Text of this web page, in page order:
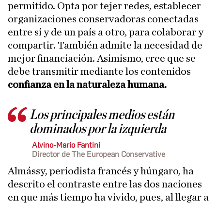
permitido. Opta por tejer redes, establecer
organizaciones conservadoras conectadas
entre sí y de un país a otro, para colaborar y
compartir. También admite la necesidad de
mejor financiación. Asimismo, cree que se
debe transmitir mediante los contenidos
confianza en la naturaleza humana.
Los principales medios están
dominados por la izquierda
Alvino-Mario Fantini
Director de The European Conservative
Almássy, periodista francés y húngaro, ha
descrito el contraste entre las dos naciones
en que más tiempo ha vivido, pues, al llegar a